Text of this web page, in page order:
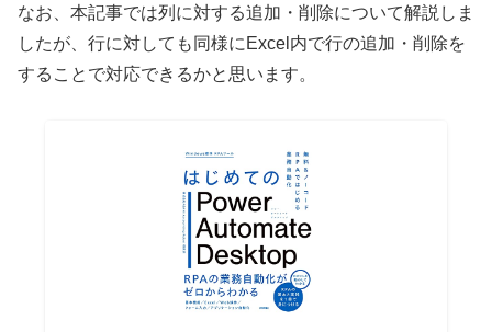
なお、本記事では列に対する追加・削除について解説しま
したが、行に対しても同様にExcel内で行の追加・削除を
することで対応できるかと思います。